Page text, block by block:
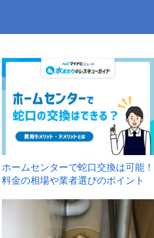
ホームセンターで蛇口交換は可能！
料金の相場や業者選びのポイント